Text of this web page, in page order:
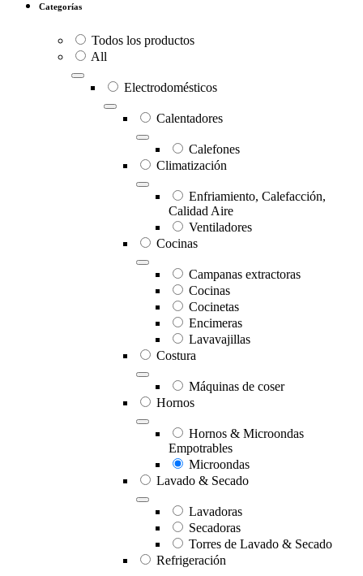
Categorías
Todos los productos
All
Electrodomésticos
Calentadores
Calefones
Climatización
Enfriamiento, Calefacción,
Calidad Aire
Ventiladores
Cocinas
Campanas extractoras
Cocinas
Cocinetas
Encimeras
Lavavajillas
Costura
Máquinas de coser
Hornos
Hornos & Microondas
Empotrables
Microondas
Lavado & Secado
Lavadoras
Secadoras
Torres de Lavado & Secado
Refrigeración